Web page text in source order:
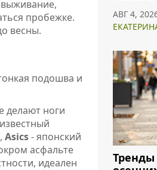
пробежке.
весны.
подошва и
делают ноги
, Asics- японский
асфальте
идеален
хлопок
АВГ 4,